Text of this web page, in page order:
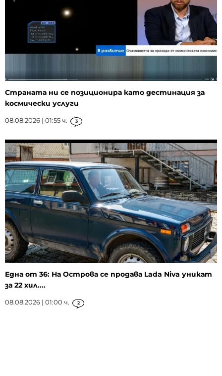
Страната ни се позиционира като дестинация за
космически услуги
08.08.2026 | 01:55 ч. 3
Една от 36: На Острова се продава Lada Niva уникат
за 22 хил....
08.08.2026 | 01:00 ч. 2